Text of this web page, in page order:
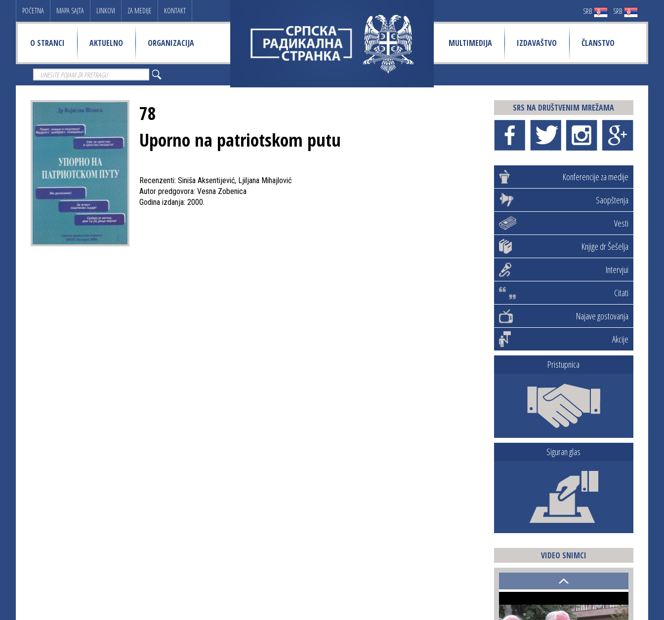
POČETNA MAPA SAJTA LINKOVI ZA MEDIJE KONTAKT SRB SRB
O STRANCI AKTUELNO ORGANIZACIJA MULTIMEDIJA IZDAVAŠTVO ČLANSTVO
78
Uporno na patriotskom putu
Recenzenti: Siniša Aksentijević, Ljiljana Mihajlović
Autor predgovora: Vesna Zobenica
Godina izdanja: 2000.
SRS NA DRUŠTVENIM MREŽAMA
Konferencije za medije
Saopštenja
Vesti
Knjige dr Šešelja
Intervjui
Citati
Najave gostovanja
Akcije
Pristupnica
Siguran glas
VIDEO SNIMCI